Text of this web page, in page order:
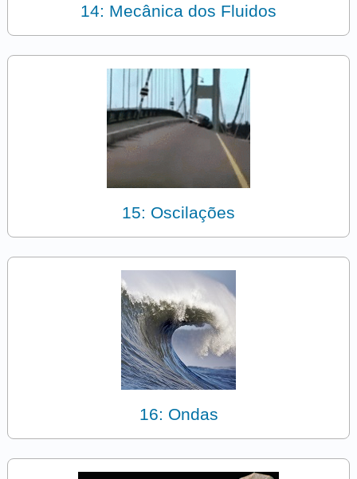
14: Mecânica dos Fluidos
15: Oscilações
16: Ondas